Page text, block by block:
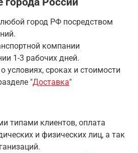
город РФ посредством
компании
1-3 рабочих дней.
условиях, сроках и стоимости
"Доставка"
типами клиентов, оплата
и физических лиц, а так